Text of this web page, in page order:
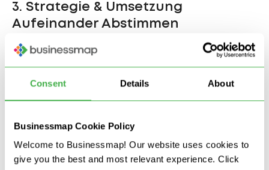
Consent Details About
Businessmap Cookie Policy
Welcome to Businessmap! Our website uses cookies to
give you the best and most relevant experience. Click
3. Strategie & Umsetzung
Aufeinander Abstimmen
Ein weiterer Grundpfeiler des agilen
Projektmanagements ist die Abstimmung zwischen
Strategie und Umsetzung.
das Bindeglied zwischen diesen beiden Teilen dar.
Ein effektives Portfoliomanagement setzt daher
voraus, dass Sie eine Möglichkeit haben,die